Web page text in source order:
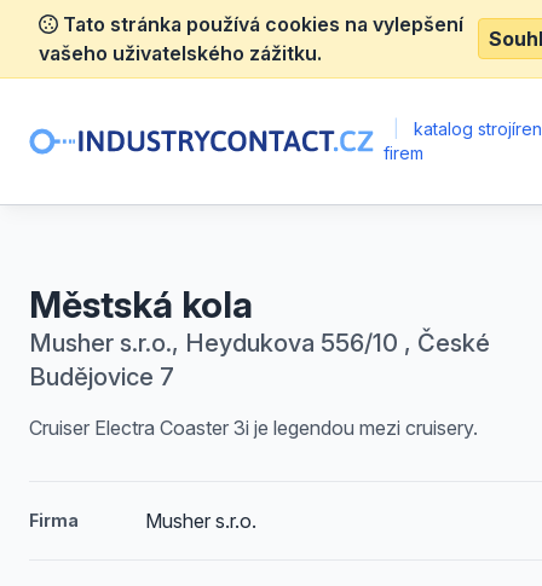
Tato stránka používá cookies na vylepšení
vašeho uživatelského zážitku.
katalog
firem
Městská kola
Musher s.r.o., Heydukova 556/10 , České
Budějovice 7
Cruiser Electra Coaster 3i je legendou mezi cruisery.
Firma Musher s.r.o.